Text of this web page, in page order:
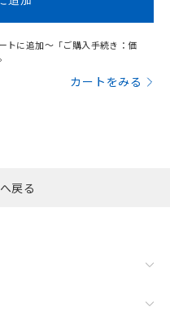
トに追加～「ご購入手続き：価
カートをみる
戻る